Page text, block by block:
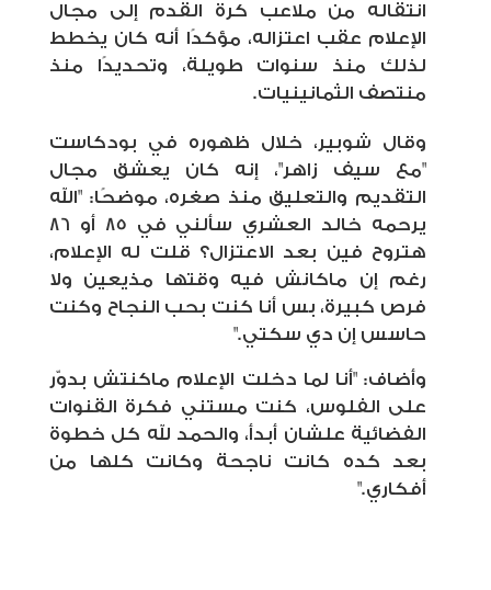
انتقاله من ملاعب كرة القدم إلى مجال
الإعلام عقب اعتزاله، مؤكدًا أنه كان يخطط
لذلك منذ سنوات طويلة، وتحديدًا منذ
منتصف الثمانينيات.
وقال شوبير، خلال ظهوره في بودكاست
"مع سيف زاهر"، إنه كان يعشق مجال
التقديم والتعليق منذ صغره، موضحًا: "الله
يرحمه خالد العشري سألني في 85 أو 86
هتروح فين بعد الاعتزال؟ قلت له الإعلام،
رغم إن ماكانش فيه وقتها مذيعين ولا
فرص كبيرة، بس أنا كنت بحب النجاح وكنت
حاسس إن دي سكتي".
وأضاف: "أنا لما دخلت الإعلام ماكنتش بدوّر
على الفلوس، كنت مستني فكرة القنوات
الفضائية علشان أبدأ، والحمد لله كل خطوة
بعد كده كانت ناجحة وكانت كلها من
أفكاري".